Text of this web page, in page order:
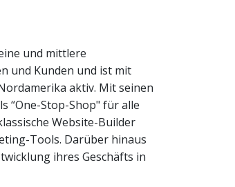
und mittlere
und Kunden und ist mit
aktiv. Mit seinen
“One-Stop-Shop" für alle
Website-Builder
Tools. Darüber hinaus
ihres Geschäfts in